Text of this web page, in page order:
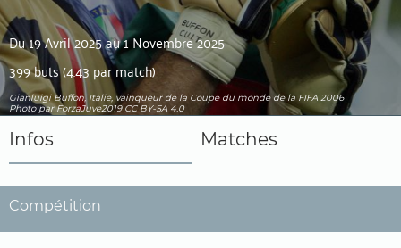
Du 19 Avril 2025 au 1 Novembre 2025
399 buts (4.43 par match)
Gianluigi Buffon, Italie, vainqueur de la Coupe du monde de la FIFA 2006
Photo par ForzaJuve2019 CC BY-SA 4.0
Infos Matches
Compétition